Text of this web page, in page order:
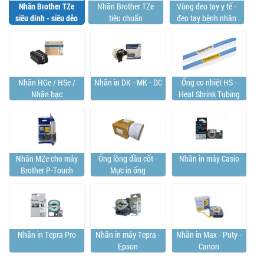
Nhãn Brother TZe
tiêu chuẩn
Vòng đeo tay y tế -
đeo tay bệnh nhân
Nhãn Brother TZe
siêu dính - siêu dẻo
Nhãn HGe / HSe /
Nhãn bạc
Nhãn in DK - MK - DC
Ống co nhiệt HS -
Heat Shrink Tubing
Nhãn MZe cho máy
Brother P-Touch
Ống lồng đầu cốt -
Mực in ống
Nhãn in máy Casio
Nhãn in Tepra Pro
Nhãn in máy Tepra -
Epson
Nhãn in Max - Puty -
Canon